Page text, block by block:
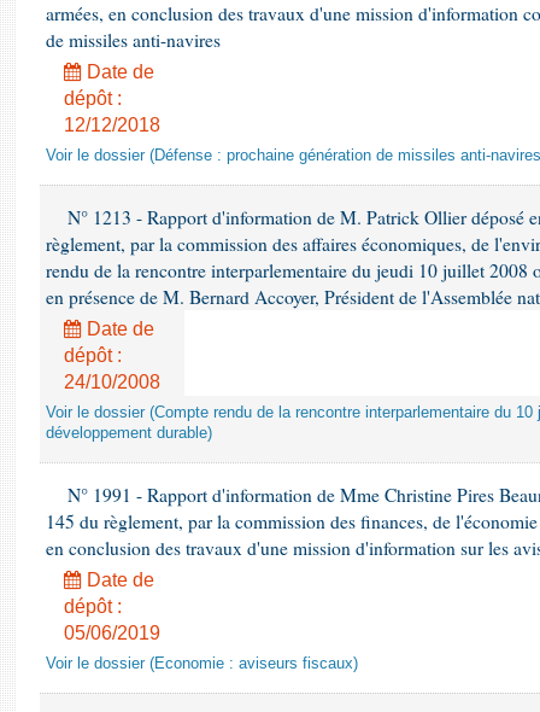
armées, en conclusion des travaux d'une mission d'information
de missiles anti-navires
Date de
dépôt :
12/12/2018
Voir le dossier (Défense : prochaine génération de missiles anti-
N° 1213 - Rapport d'information de M. Patrick Ollier déposé
règlement, par la commission des affaires économiques, de
rendu de la rencontre interparlementaire du jeudi 10 juillet 2008
en présence de M. Bernard Accoyer, Président de l'Assemblée
Date de
dépôt :
24/10/2008
Voir le dossier (Compte rendu de la rencontre interparlementaire du
développement durable)
N° 1991 - Rapport d'information de Mme Christine Pires
145 du règlement, par la commission des finances, de
en conclusion des travaux d'une mission d'information sur les
Date de
dépôt :
05/06/2019
Voir le dossier (Economie : aviseurs fiscaux)